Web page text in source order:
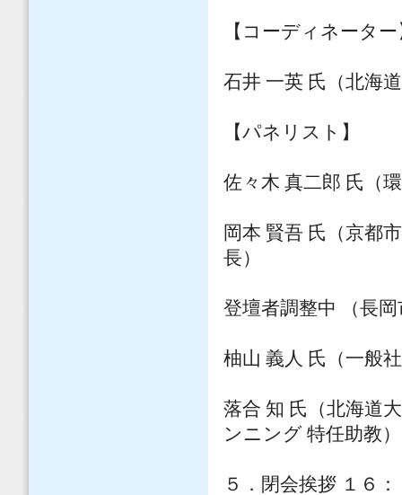
【コーディネーター
石井 一英 氏（北海
【パネリスト】
佐々木 真二郎 氏（
岡本 賢吾 氏（京都
長）
登壇者調整中 （長岡
柚山 義人 氏（一般
落合 知 氏（北海道
ンニング 特任助教）
５．閉会挨拶 １６